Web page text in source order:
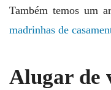
Também temos um
madrinhas de
Alugar de